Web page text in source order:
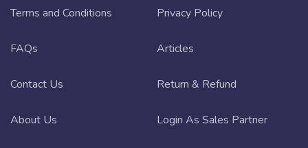
Terms and Conditions Privacy Policy
FAQs Articles
Contact Us Return & Refund
About Us Login As Sales Partner